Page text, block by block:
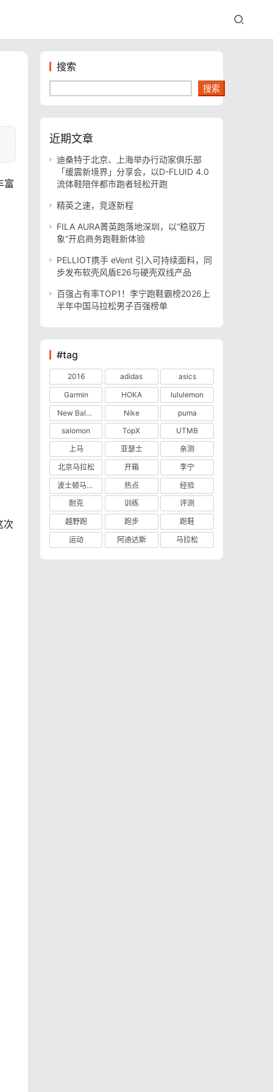
富
次
搜索
搜索
近期文章
迪桑特于北京、上海举办行动家俱乐部
「缓震新境界」分享会，以D-FLUID 4.0
流体鞋陪伴都市跑者轻松开跑
精英之速，竞逐新程
FILA AURA菁英跑落地深圳，以“稳驭万
象”开启商务跑鞋新体验
PELLIOT携手 eVent 引入可持续面料，同
步发布软壳风盾E26与硬壳双线产品
百强占有率TOP1！李宁跑鞋霸榜2026上
半年中国马拉松男子百强榜单
#tag
2016 adidas
asics
Garmin
HOKA
lululemon
New Balance
Nike
puma
salomon
TopX
UTMB
上马
亚瑟士
亲测
北京马拉松
开箱
李宁
波士顿马拉松
热点
经验
耐克
训练
评测
越野跑
跑步
跑鞋
运动
阿迪达斯 马拉松